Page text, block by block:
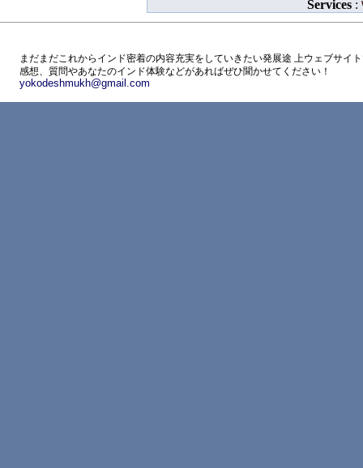
Services :
まだまだこれからインド密着の内容充実をしていきたい発展途 上ウェブサイ
感想、質問やあなたのインド体験などがあればぜひ聞かせてください！
yokodeshmukh@gmail.com